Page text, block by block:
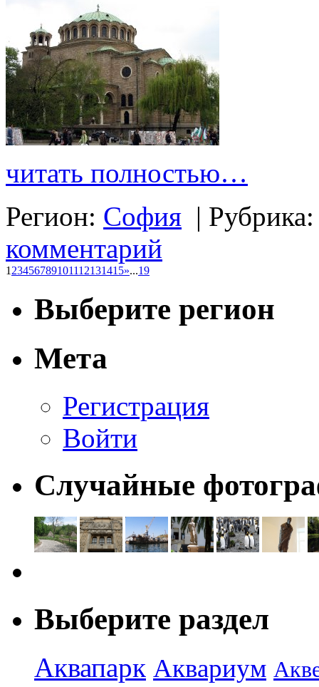
читать полностью…
Регион: София |
комментарий
1 23456789101112131415»...19
Выберите регион
Мета
Регистрация
Войти
Случайные
Выберите раздел
Аквапарк Аквариум